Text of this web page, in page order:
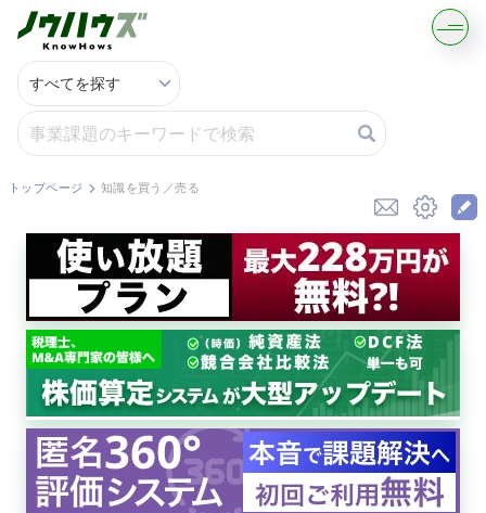
記事・コラムを読む
解決策を募集する
知識を買う／売る
契約書ひな型を探す
専門家に電話する
無料で株価を算定
資本政策を無料でお試し
トップページ 知識を買う／売る